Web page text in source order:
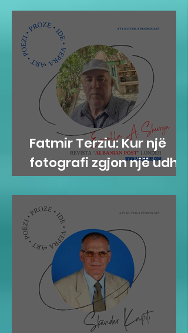
Fatmir Terziu: Kur një
fotografi zgjon një udhë
tradite që vjen prej
shekujsh në vendlindje